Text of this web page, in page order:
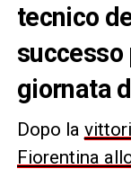
tecnico
giornata
Dopo la
Fiorentina